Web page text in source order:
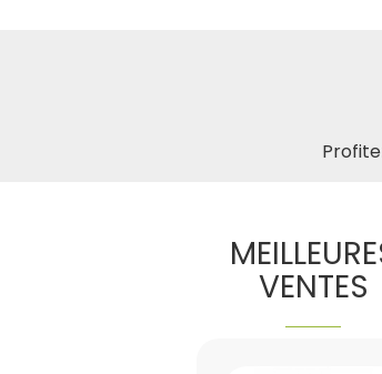
VENTES